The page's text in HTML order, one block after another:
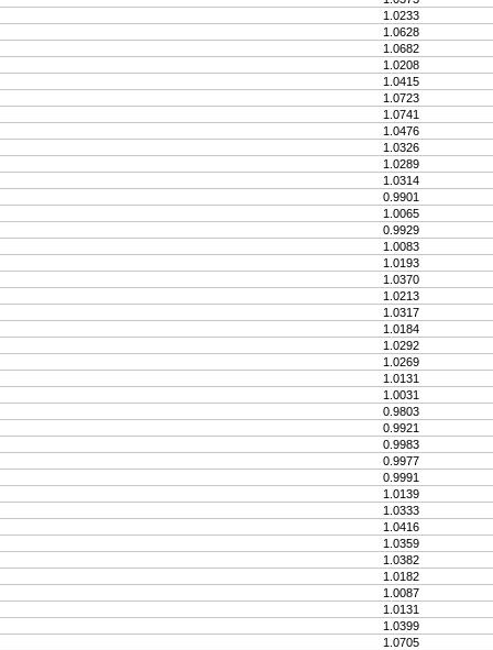
1.0233
1.0628
1.0682
1.0208
1.0415
1.0723
1.0741
1.0476
1.0326
1.0289
1.0314
0.9901
1.0065
0.9929
1.0083
1.0193
1.0370
1.0213
1.0317
1.0184
1.0292
1.0269
1.0131
1.0031
0.9803
0.9921
0.9983
0.9977
0.9991
1.0139
1.0333
1.0416
1.0359
1.0382
1.0182
1.0087
1.0131
1.0399
1.0705